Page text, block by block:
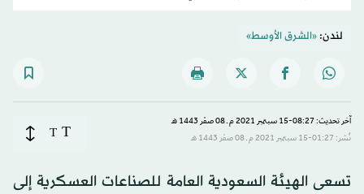
لندن:«الشرق الأوسط»
آخر تحديث: 08:27-15 سبتمبر 2021 م ـ 08 صفَر 1443 هـ
نُشر: 01:27-15 سبتمبر 2021 م ـ 08 صفَر 1443 هـ
T
T
تسعى الهيئة السعودية العامة للصناعات العسكرية إلى